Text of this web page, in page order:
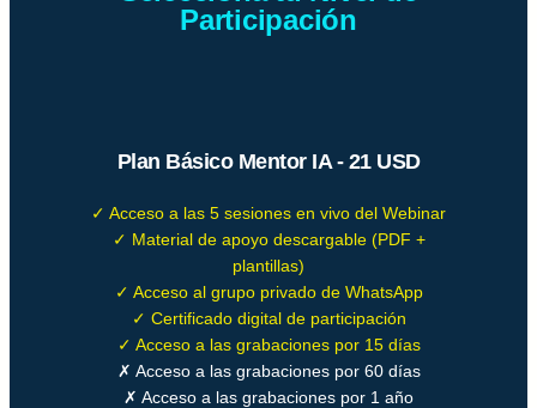
Participación
Plan Básico Mentor IA - 21 USD
✓ Acceso a las 5 sesiones en vivo del Webinar
✓ Material de apoyo descargable (PDF +
plantillas)
✓ Acceso al grupo privado de WhatsApp
✓ Certificado digital de participación
✓ Acceso a las grabaciones por 15 días
✗ Acceso a las grabaciones por 60 días
✗ Acceso a las grabaciones por 1 año